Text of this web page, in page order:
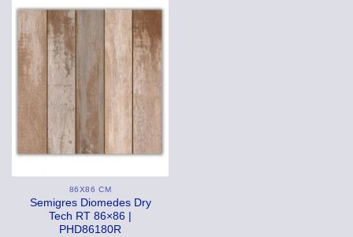
86X86 CM
Semigres Diomedes Dry
Tech RT 86×86 |
PHD86180R